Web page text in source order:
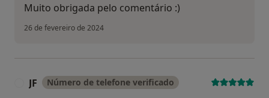
Muito obrigada pelo comentário :)
26 de fevereiro de 2024
JF Número de telefone verificado